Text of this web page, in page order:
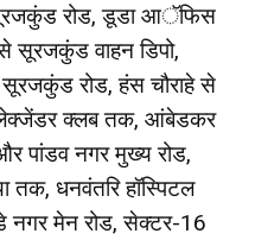
रोड, डूडा आॅफिस
सूरजकुंड वाहन डिपो,
सूरजकुंड रोड, हंस चौराहे से
क्लब तक, आंबेडकर
पांडव नगर मुख्य रोड,
तक, धनवंतरि हॉस्पिटल
नगर मेन रोड, सेक्टर-16